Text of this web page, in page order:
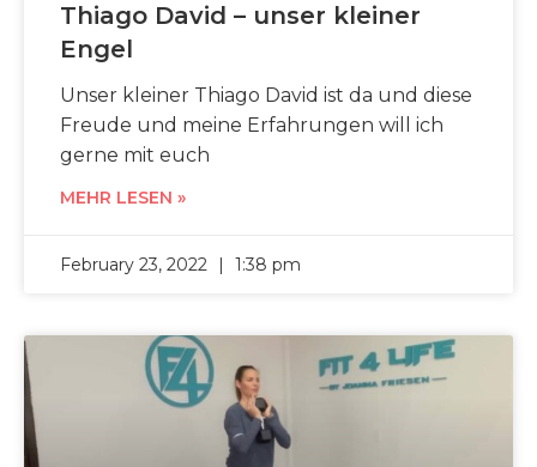
Thiago David – unser kleiner
Engel
Unser kleiner Thiago David ist da und diese
Freude und meine Erfahrungen will ich
gerne mit euch
MEHR LESEN »
February 23, 2022 1:38 pm